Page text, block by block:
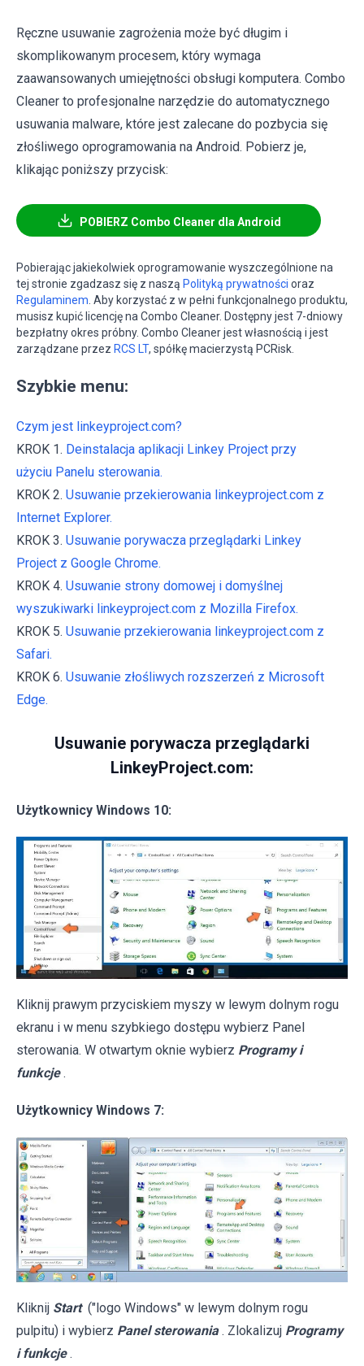
Ręczne usuwanie zagrożenia może być długim i
skomplikowanym procesem, który wymaga
zaawansowanych umiejętności obsługi komputera. Combo
Cleaner to profesjonalne narzędzie do automatycznego
usuwania malware, które jest zalecane do pozbycia się
złośliwego oprogramowania na Android. Pobierz je,
klikając poniższy przycisk:
POBIERZ Combo Cleaner dla Android
Pobierając jakiekolwiek oprogramowanie wyszczególnione na
tej stronie zgadzasz się z naszą Polityką prywatności oraz
Regulaminem. Aby korzystać z w pełni funkcjonalnego produktu,
musisz kupić licencję na Combo Cleaner. Dostępny jest 7-dniowy
bezpłatny okres próbny. Combo Cleaner jest własnością i jest
zarządzane przez RCS LT, spółkę macierzystą PCRisk.
Szybkie menu:
Czym jest linkeyproject.com?
KROK 1. Deinstalacja aplikacji Linkey Project przy
użyciu Panelu sterowania.
KROK 2. Usuwanie przekierowania linkeyproject.com z
Internet Explorer.
KROK 3. Usuwanie porywacza przeglądarki Linkey
Project z Google Chrome.
KROK 4. Usuwanie strony domowej i domyślnej
wyszukiwarki linkeyproject.com z Mozilla Firefox.
KROK 5. Usuwanie przekierowania linkeyproject.com z
Safari.
KROK 6. Usuwanie złośliwych rozszerzeń z Microsoft
Edge.
Usuwanie porywacza przeglądarki
LinkeyProject.com:
Użytkownicy Windows 10:
Kliknij prawym przyciskiem myszy w lewym dolnym rogu
ekranu i w menu szybkiego dostępu wybierz Panel
sterowania. W otwartym oknie wybierz Programy i
funkcje .
Użytkownicy Windows 7:
Kliknij Start ("logo Windows" w lewym dolnym rogu
pulpitu) i wybierz Panel sterowania . Zlokalizuj Programy
i funkcje .